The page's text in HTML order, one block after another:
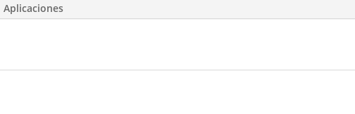
Aplicaciones